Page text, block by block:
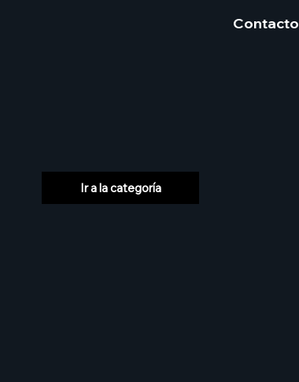
Contacto
Ir a la categoría